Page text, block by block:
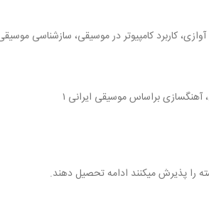
، آواز حجمی ۱ و ۲، تاریخ موسیقی جهان، آشنایی با موسیقی ایران ۱ و ۲، پیوند شعر و موسیقی آوازی، کاربرد کامپیوتر در موسیقی،
را پذیرش میکنند ادامه تحصیل دهند.